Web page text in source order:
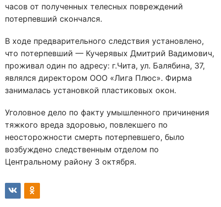
часов от полученных телесных повреждений
потерпевший скончался.
В ходе предварительного следствия установлено,
что потерпевший — Кучерявых Дмитрий Вадимович,
проживал один по адресу: г.Чита, ул. Балябина, 37,
являлся директором ООО «Лига Плюс». Фирма
занималась установкой пластиковых окон.
Уголовное дело по факту умышленного причинения
тяжкого вреда здоровью, повлекшего по
неосторожности смерть потерпевшего, было
возбуждено следственным отделом по
Центральному району 3 октября.